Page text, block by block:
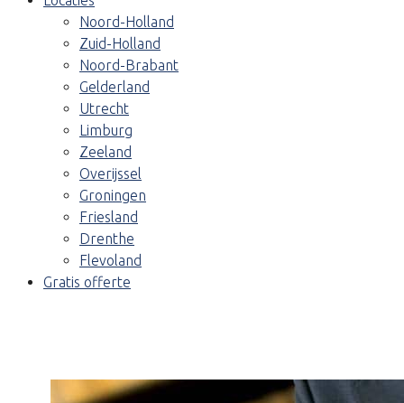
Noord-Holland
Zuid-Holland
Noord-Brabant
Gelderland
Utrecht
Limburg
Zeeland
Overijssel
Groningen
Friesland
Drenthe
Flevoland
Gratis offerte